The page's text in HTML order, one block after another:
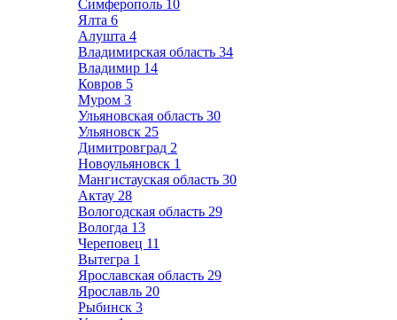
Симферополь 10
Ялта 6
Алушта 4
Владимирская область 34
Владимир 14
Ковров 5
Муром 3
Ульяновская область 30
Ульяновск 25
Димитровград 2
Новоульяновск 1
Мангистауская область 30
Актау 28
Вологодская область 29
Вологда 13
Череповец 11
Вытегра 1
Ярославская область 29
Ярославль 20
Рыбинск 3